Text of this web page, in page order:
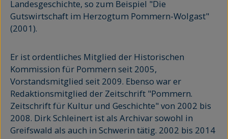
Landesgeschichte, so zum Beispiel "Die
Gutswirtschaft im Herzogtum Pommern-Wolgast"
(2001).
Er ist ordentliches Mitglied der Historischen
Kommission für Pommern seit 2005,
Vorstandsmitglied seit 2009. Ebenso war er
Redaktionsmitglied der Zeitschrift "Pommern.
Zeitschrift für Kultur und Geschichte" von 2002 bis
2008. Dirk Schleinert ist als Archivar sowohl in
Greifswald als auch in Schwerin tätig. 2002 bis 2014